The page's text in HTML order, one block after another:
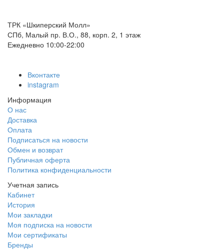
ТРК «Шкиперский Молл»
СПб, Малый пр. В.О., 88, корп. 2, 1 этаж
Ежедневно 10:00-22:00
Вконтакте
instagram
Информация
О нас
Доставка
Оплата
Подписаться на новости
Обмен и возврат
Публичная оферта
Политика конфиденциальности
Учетная запись
Кабинет
История
Мои закладки
Моя подписка на новости
Мои сертификаты
Бренды